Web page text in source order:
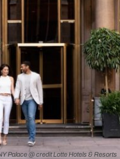
Palace @ credit Lotte Hotels & Resorts